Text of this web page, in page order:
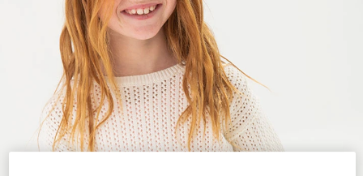
Totale parziale
Totale
Continua Inizio ordine